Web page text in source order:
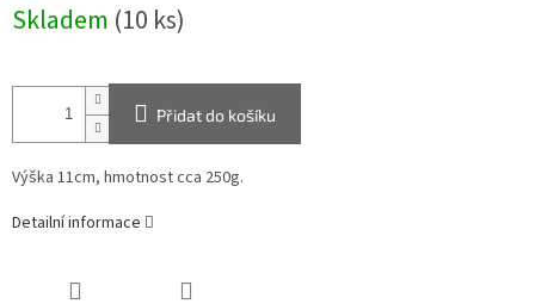
cena:
Skladem (10 ks)
Přidat do košíku
Výška 11cm, hmotnost cca 250g.
Detailní informace